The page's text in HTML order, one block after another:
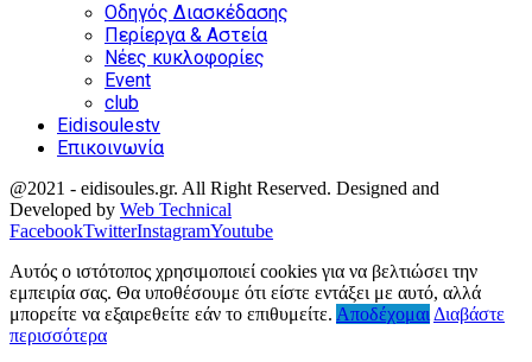
Οδηγός Διασκέδασης
Περίεργα & Αστεία
Νέες κυκλοφορίες
Event
club
Eidisoulestv
Επικοινωνία
@2021 - eidisoules.gr. All Right Reserved. Designed and
Developed by Web Technical
FacebookTwitterInstagramYoutube
Αυτός ο ιστότοπος χρησιμοποιεί cookies για να βελτιώσει την
εμπειρία σας. Θα υποθέσουμε ότι είστε εντάξει με αυτό, αλλά
μπορείτε να εξαιρεθείτε εάν το επιθυμείτε. Αποδέχομαι Διαβάστε
περισσότερα